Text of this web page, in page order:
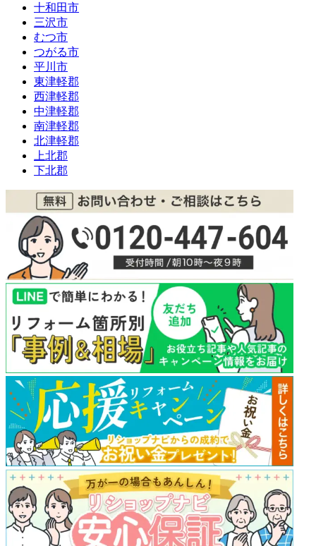
十和田市
三沢市
むつ市
つがる市
平川市
東津軽郡
西津軽郡
中津軽郡
南津軽郡
北津軽郡
上北郡
下北郡